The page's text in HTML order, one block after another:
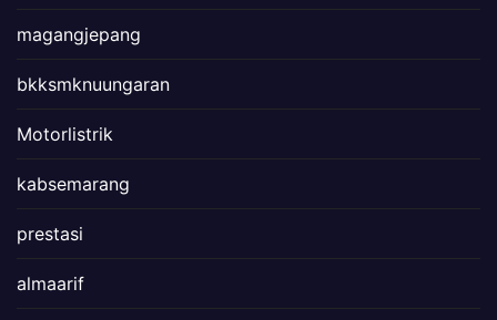
magangjepang
bkksmknuungaran
Motorlistrik
kabsemarang
prestasi
almaarif